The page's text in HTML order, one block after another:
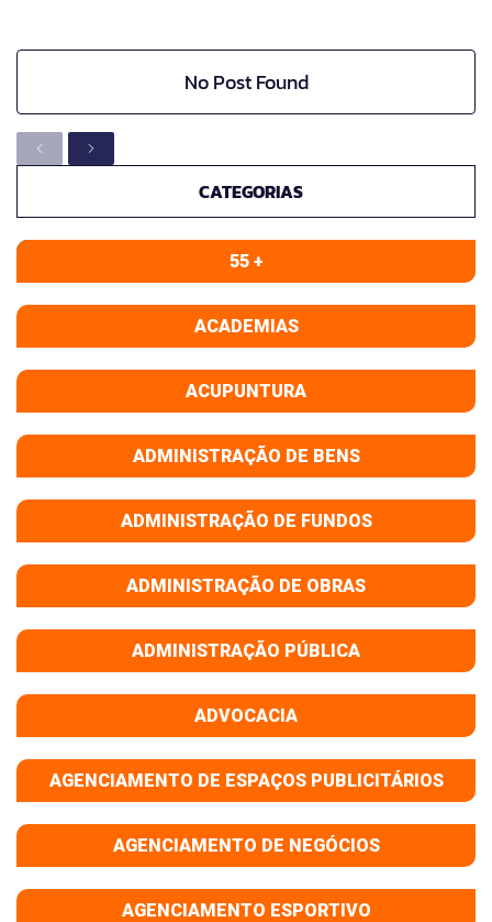
No Post Found
CATEGORIAS
55 +
ACADEMIAS
ACUPUNTURA
ADMINISTRAÇÃO DE BENS
ADMINISTRAÇÃO DE FUNDOS
ADMINISTRAÇÃO DE OBRAS
ADMINISTRAÇÃO PÚBLICA
ADVOCACIA
AGENCIAMENTO DE ESPAÇOS PUBLICITÁRIOS
AGENCIAMENTO DE NEGÓCIOS
AGENCIAMENTO ESPORTIVO